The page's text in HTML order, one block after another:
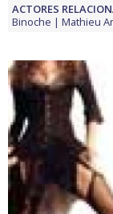
ACTORES
Binoche
Mathieu